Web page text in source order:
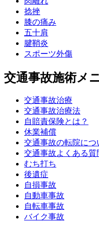
捻挫
膝の痛み
五十肩
腱鞘炎
スポーツ外傷
交通事故施術メ
交通事故治療
交通事故治療法
自賠責保険とは？
休業補償
交通事故の転院につ
交通事故よくある質
むち打ち
後遺症
自損事故
自動車事故
自転車事故
バイク事故